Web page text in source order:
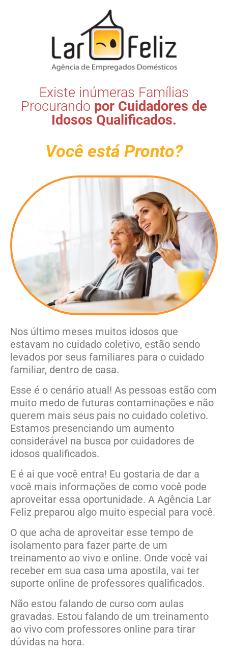
Existe inúmeras Famílias
Procurando por Cuidadores de
Idosos Qualificados.
Você está Pronto?
Nos último meses muitos idosos que
estavam no cuidado coletivo, estão sendo
levados por seus familiares para o cuidado
familiar, dentro de casa.
Esse é o cenário atual! As pessoas estão com
muito medo de futuras contaminações e não
querem mais seus pais no cuidado coletivo.
Estamos presenciando um aumento
considerável na busca por cuidadores de
idosos qualificados.
E é ai que você entra! Eu gostaria de dar a
você mais informações de como você pode
aproveitar essa oportunidade. A Agência Lar
Feliz preparou algo muito especial para você.
O que acha de aproveitar esse tempo de
isolamento para fazer parte de um
treinamento ao vivo e online. Onde você vai
receber em sua casa uma apostila, vai ter
suporte online de professores qualificados.
Não estou falando de curso com aulas
gravadas. Estou falando de um treinamento
ao vivo com professores online para tirar
dúvidas na hora.